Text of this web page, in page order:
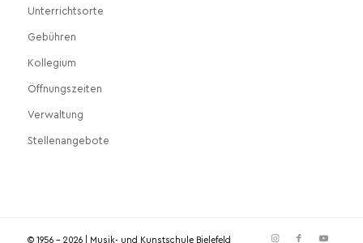
Unterrichtsorte
Gebühren
Kollegium
Öffnungszeiten
Verwaltung
Stellenangebote
© 1956 - 2026 | Musik- und Kunstschule Bielefeld